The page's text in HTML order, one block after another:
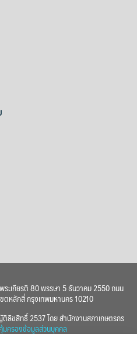
ะเกียรติ 80 พรรษา 5 ธันวาคม 2550 ถนน
ตหลักสี่ กรุงเทพมหานคร 10210
ขสิทธิ์ 2537 โดย สำนักงานสภาเกษตรกร
มครองข้อมูลส่วนบุคคล